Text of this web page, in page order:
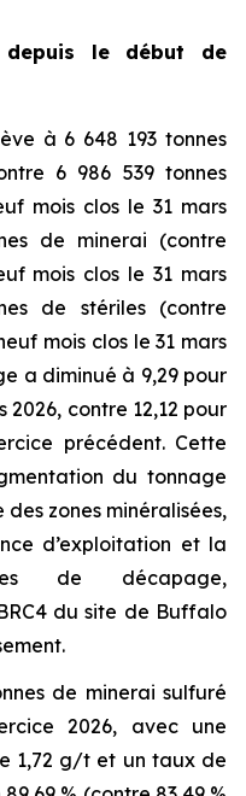
depuis le début de
à 6 648 193 tonnes
6 986 539 tonnes
mois clos le 31 mars
de minerai (contre
mois clos le 31 mars
de stériles (contre
mois clos le 31 mars
a diminué à 9,29 pour
2026, contre 12,12 pour
précédent. Cette
du tonnage
zones minéralisées,
d’exploitation et la
de décapage,
du site de Buffalo
de minerai sulfuré
2026, avec une
1,72 g/t et un taux de